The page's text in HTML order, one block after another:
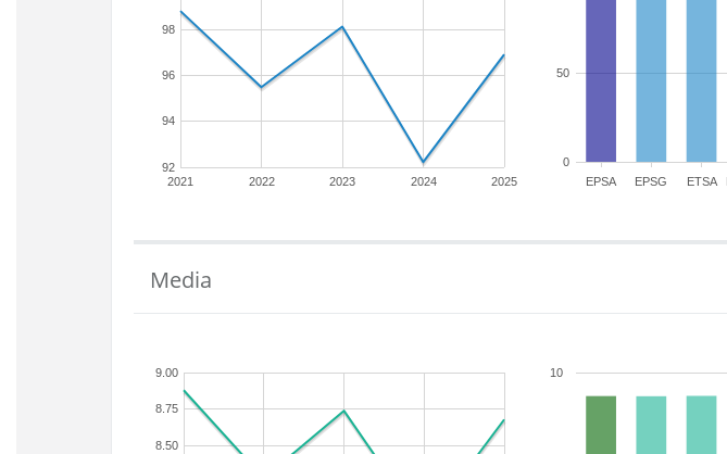
2021 2022 2023 2024 2025
92
94
96
98
EPSA EPSG ETSA
0
50
Media
8.50
8.75
9.00 10